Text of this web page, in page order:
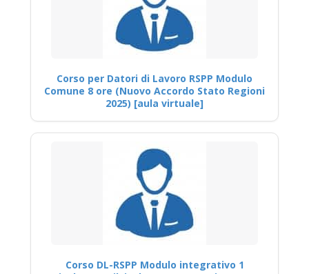
Corso per Datori di Lavoro RSPP Modulo
Comune 8 ore (Nuovo Accordo Stato Regioni
2025) [aula virtuale]
Corso DL-RSPP Modulo integrativo 1